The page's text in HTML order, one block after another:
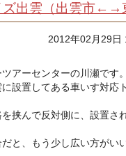
ズ出雲（出雲市
2012年02月29
アーセンターの川瀬です。
設置してある車いす対応
挟んで反対側に、設置さ
と、もう少し広い方がい